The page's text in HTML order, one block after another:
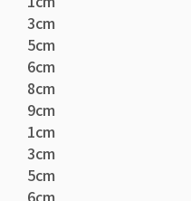
3cm
5cm
6cm
8cm
9cm
1cm
3cm
5cm
6cm